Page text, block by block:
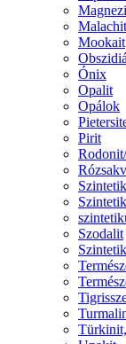
Malachit
Mookait
Ónix
Opalit
Opálok
Pirit
Szodalit